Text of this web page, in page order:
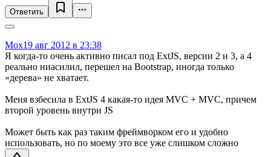
Ответить
Mox19 авг 2012 в 23:38
Я когда-то очень активно писал под ExtJS, версии 2 и 3, а 4
реально ниасилил, перешел на Bootstrap, иногда только
«дерева» не хватает.
Меня взбесила в ExtJS 4 какая-то идея MVC + MVC, причем
второй уровень внутри JS
Может быть как раз таким фреймворком его и удобно
использовать, но по моему это все уже слишком сложно